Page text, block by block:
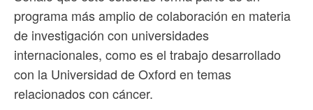
programa más amplio de colaboración en materia
de investigación con universidades
internacionales, como es el trabajo desarrollado
con la Universidad de Oxford en temas
relacionados con cáncer.